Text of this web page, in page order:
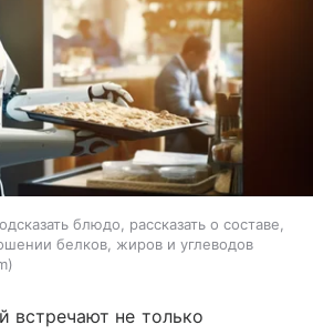
блюдо, рассказать о составе,
белков, жиров и углеводов
встречают не только